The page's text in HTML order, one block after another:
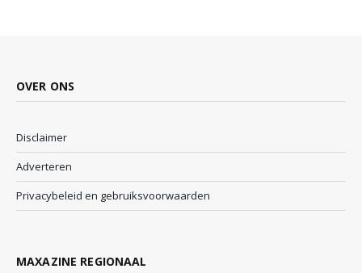
OVER ONS
Disclaimer
Adverteren
Privacybeleid en gebruiksvoorwaarden
MAXAZINE REGIONAAL